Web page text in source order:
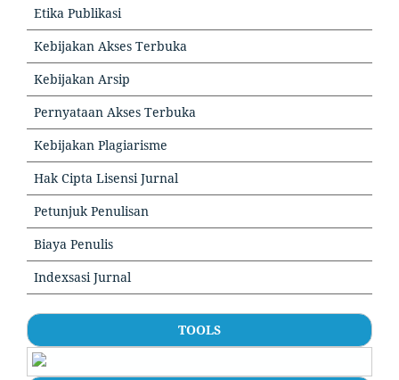
Etika Publikasi
Kebijakan Akses Terbuka
Kebijakan Arsip
Pernyataan Akses Terbuka
Kebijakan Plagiarisme
Hak Cipta Lisensi Jurnal
Petunjuk Penulisan
Biaya Penulis
Indexsasi Jurnal
TOOLS